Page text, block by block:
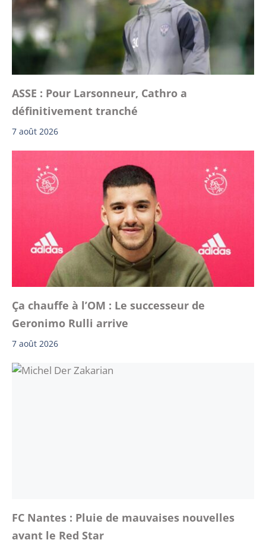
ASSE : Pour Larsonneur, Cathro a
définitivement tranché
7 août 2026
Ça chauffe à l’OM : Le successeur de
Geronimo Rulli arrive
7 août 2026
FC Nantes : Pluie de mauvaises nouvelles
avant le Red Star